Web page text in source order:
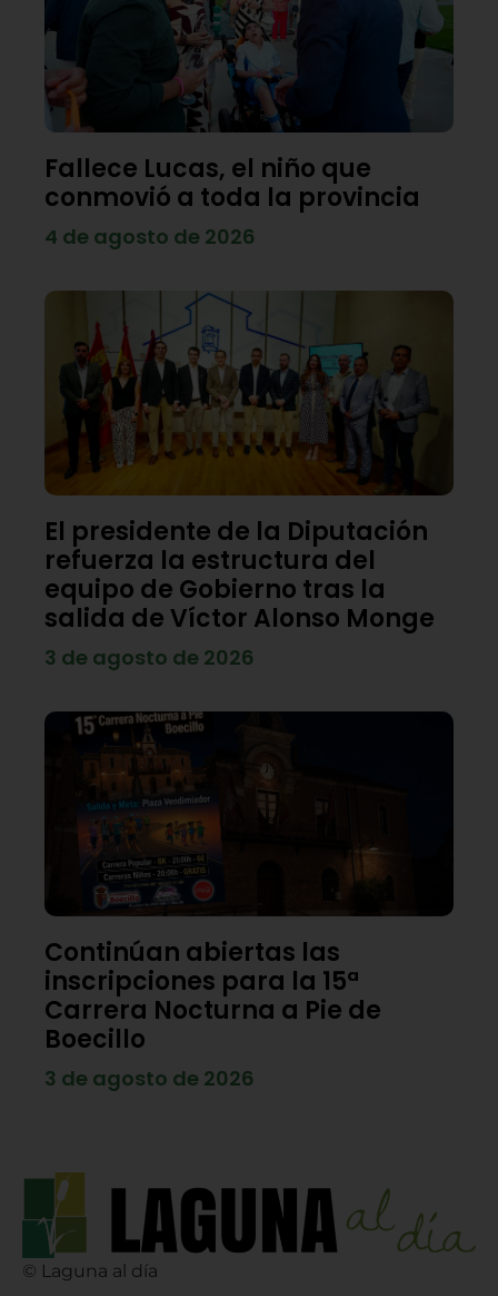
Fallece Lucas, el niño que
conmovió a toda la provincia
4 de agosto de 2026
El presidente de la Diputación
refuerza la estructura del
equipo de Gobierno tras la
salida de Víctor Alonso Monge
3 de agosto de 2026
Continúan abiertas las
inscripciones para la 15ª
Carrera Nocturna a Pie de
Boecillo
3 de agosto de 2026
© Laguna al día